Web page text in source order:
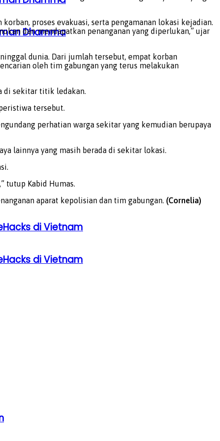
di Vietnam
Dhamma
di Vietnam
proses evakuasi, serta pengamanan lokasi kejadian.
dan mendapatkan penanganan yang diperlukan,” ujar
dunia. Dari jumlah tersebut, empat korban
oleh tim gabungan yang terus melakukan
di sekitar titik ledakan.
tersebut.
perhatian warga sekitar yang kemudian berupaya
lainnya yang masih berada di sekitar lokasi.
tutup Kabid Humas.
aparat kepolisian dan tim gabungan. (Cornelia)